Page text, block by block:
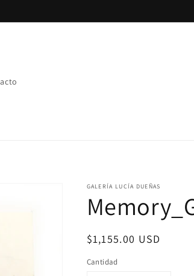
GALERÍA LUCÍA DUEÑAS
Precio
habitual
$1,155.00 USD
Cantidad